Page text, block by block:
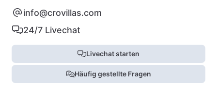
info@crovillas.com
24/7 Livechat
Livechat starten
Häufig gestellte Fragen